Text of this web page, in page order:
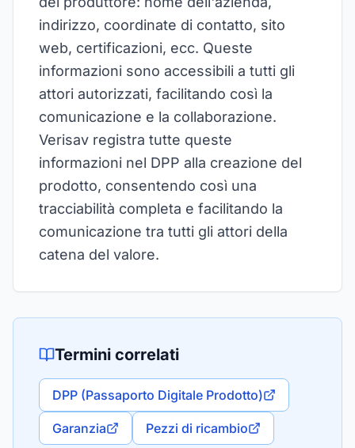
indirizzo, coordinate di contatto, sito
web, certificazioni, ecc. Queste
informazioni sono accessibili a tutti gli
attori autorizzati, facilitando così la
comunicazione e la collaborazione.
Verisav registra tutte queste
informazioni nel DPP alla creazione del
prodotto, consentendo così una
tracciabilità completa e facilitando la
comunicazione tra tutti gli attori della
catena del valore.
Termini correlati
DPP (Passaporto Digitale Prodotto)
Garanzia Pezzi di ricambio